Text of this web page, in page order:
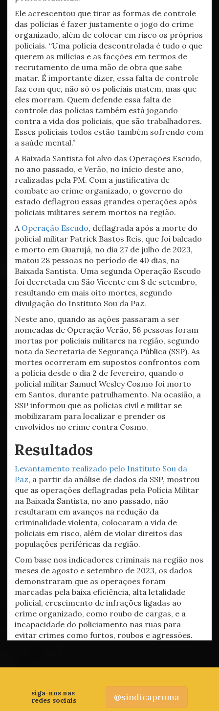
Ele acrescentou que tirar as formas de controle
das polícias é fazer justamente o jogo do crime
organizado, além de colocar em risco os próprios
policiais. “Uma polícia descontrolada é tudo o que
querem as milícias e as facções em termos de
recrutamento de uma mão de obra que sabe
matar. É importante dizer, essa falta de controle
faz com que, não só os policiais matem, mas que
eles morram. Quem defende essa falta de
controle das polícias também está jogando
contra a vida dos policiais, que são trabalhadores.
Esses policiais todos estão também sofrendo com
a saúde mental.”
A Baixada Santista foi alvo das Operações Escudo,
no ano passado, e Verão, no início deste ano,
realizadas pela PM. Com a justificativa de
combate ao crime organizado, o governo do
estado deflagrou essas grandes operações após
policiais militares serem mortos na região.
AOperação Escudo, deflagrada após a morte do
policial militar Patrick Bastos Reis, que foi baleado
e morto em Guarujá, no dia 27 de julho de 2023,
matou 28 pessoas no período de 40 dias, na
Baixada Santista. Uma segunda Operação Escudo
foi decretada em São Vicente em 8 de setembro,
resultando em mais oito mortes, segundo
divulgação do Instituto Sou da Paz.
Neste ano, quando as ações passaram a ser
nomeadas de Operação Verão, 56 pessoas foram
mortas por policiais militares na região, segundo
nota da Secretaria de Segurança Pública (SSP). As
mortes ocorreram em supostos confrontos com
a polícia desde o dia 2 de fevereiro, quando o
policial militar Samuel Wesley Cosmo foi morto
em Santos, durante patrulhamento. Na ocasião, a
SSP informou que as polícias civil e militar se
mobilizaram para localizar e prender os
envolvidos no crime contra Cosmo.
Resultados
Levantamento realizado pelo Instituto Sou da
Paz, a partir da análise de dados da SSP, mostrou
que as operações deflagradas pela Polícia Militar
na Baixada Santista, no ano passado, não
resultaram em avanços na redução da
criminalidade violenta, colocaram a vida de
policiais em risco, além de violar direitos das
populações periféricas da região.
Com base nos indicadores criminais na região nos
meses de agosto e setembro de 2023, os dados
demonstraram que as operações foram
marcadas pela baixa eficiência, alta letalidade
policial, crescimento de infrações ligadas ao
crime organizado, como roubo de cargas, e a
incapacidade do policiamento nas ruas para
evitar crimes como furtos, roubos e agressões.
siga-nos nas
redes sociais
@sindicaproma